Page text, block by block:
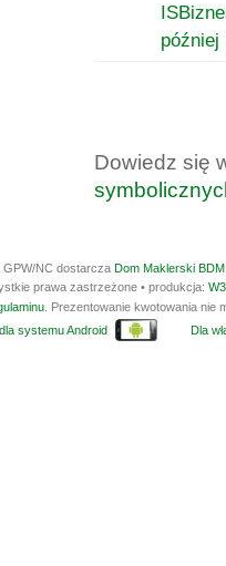
później
Dowiedz się
GPW/NC dostarcza Dom Maklerski
prawa zastrzeżone • produkcja:
. Prezentowanie kwotowania nie
systemu Android Dla